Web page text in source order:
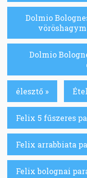
Dolmio
Dolmio
élesztő »
Felix 5 fűszeres
Felix arrabbiata
Felix bolognai